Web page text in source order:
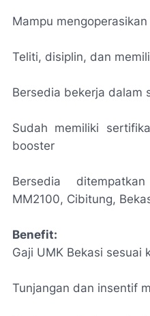
Mampu
Teliti, disiplin, dan
Bersedia bekerja dalam
Sudah memiliki
booster
Bersedia
MM2100, Cibitung,
Benefit:
Gaji UMK Bekasi sesuai
Tunjangan dan insentif